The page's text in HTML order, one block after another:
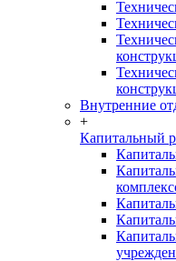
Внутренние
+
Капитальный